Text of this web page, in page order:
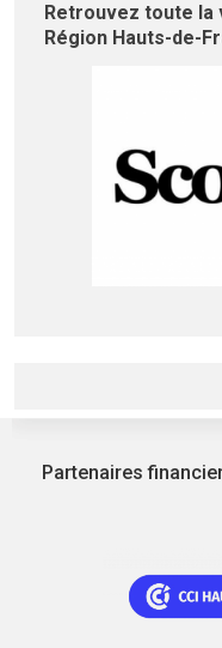
Retrouvez toute
Région Hauts-de-
Partenaires